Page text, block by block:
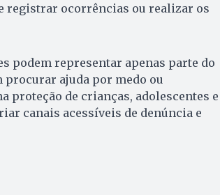
registrar ocorrências ou realizar os
podem representar apenas parte do
procurar ajuda por medo ou
proteção de crianças, adolescentes e
canais acessíveis de denúncia e